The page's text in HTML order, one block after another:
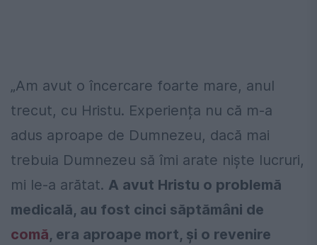
„Am avut o încercare foarte mare, anul
trecut, cu Hristu. Experiența nu că m-a
adus aproape de Dumnezeu, dacă mai
trebuia Dumnezeu să îmi arate niște lucruri,
mi le-a arătat. A avut Hristu o problemă
medicală, au fost cinci săptămâni de
comă, era aproape mort, și o revenire